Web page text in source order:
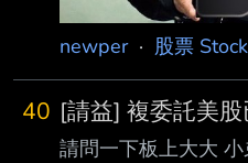
newper· 股票 Stock
40 [請益] 複委託美
請問一下板上大大